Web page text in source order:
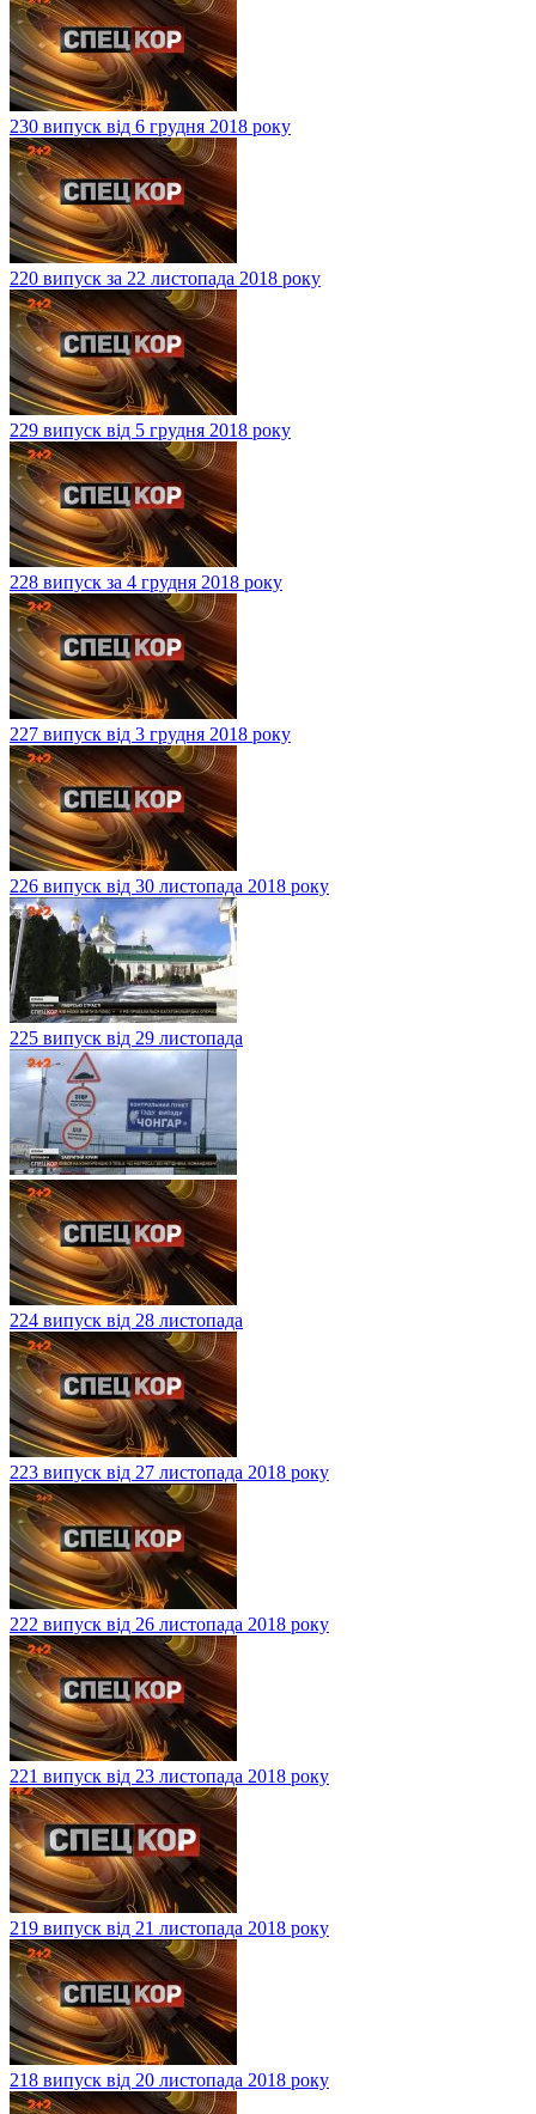
230 випуск від 6 грудня 2018 року
220 випуск за 22 листопада 2018 року
229 випуск від 5 грудня 2018 року
228 випуск за 4 грудня 2018 року
227 випуск від 3 грудня 2018 року
226 випуск від 30 листопада 2018 року
225 випуск від 29 листопада
224 випуск від 28 листопада
223 випуск від 27 листопада 2018 року
222 випуск від 26 листопада 2018 року
221 випуск від 23 листопада 2018 року
219 випуск від 21 листопада 2018 року
218 випуск від 20 листопада 2018 року